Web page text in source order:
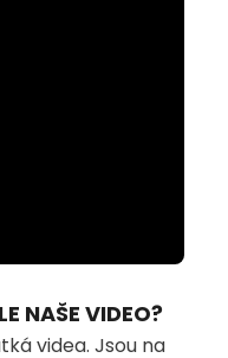
NAŠE VIDEO?
videa. Jsou na